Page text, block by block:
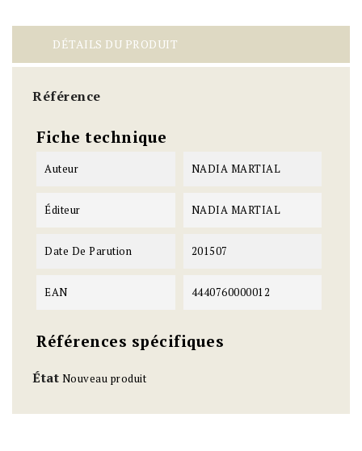
DÉTAILS DU PRODUIT
Référence
Fiche technique
Auteur NADIA MARTIAL
Éditeur NADIA MARTIAL
Date De Parution 201507
EAN 4440760000012
Références spécifiques
État Nouveau produit